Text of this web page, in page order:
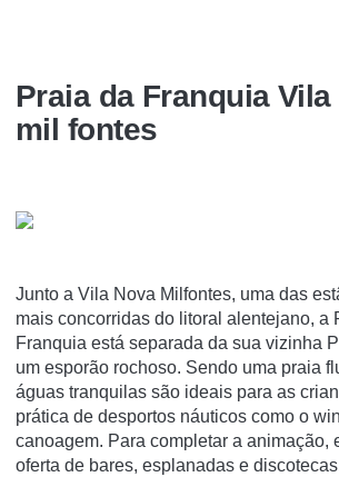
Praia da Franquia
mil fontes
Junto a Vila Nova Milfontes, uma das
mais concorridas do litoral alentejano, a
Franquia está separada da sua vizinha
um esporão rochoso. Sendo uma praia
águas tranquilas são ideais para as
prática de desportos náuticos como o
canoagem. Para completar a animação,
oferta de bares, esplanadas e